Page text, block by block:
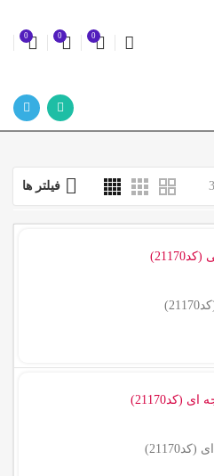
0
0
0
فیلتر ها